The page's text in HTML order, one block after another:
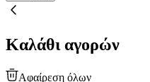
Καλάθι αγορών
Αφαίρεση όλων